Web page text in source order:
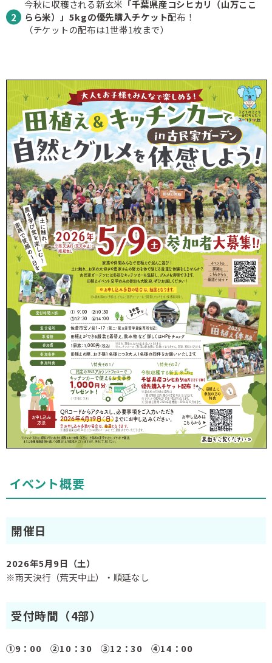
今秋に収穫される新玄米 「千葉県産コシヒカリ（山万ここ
らら米）」5kgの優先購入チケット配布！
（チケットの配布は1世帯1枚まで）
イベント概要
開催日
2026年5月9日（土）
※雨天決行（荒天中止）・順延なし
受付時間（4部）
①9：00 ②10：30 ③12：30 ④14：00